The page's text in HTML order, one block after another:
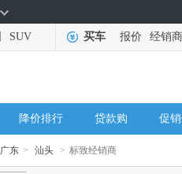
SUV 买车 报价 经销商
降价排行 贷款购 促
广东 > 汕头 > 标致经销商